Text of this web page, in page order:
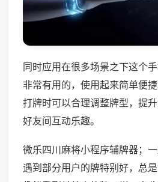
同时应用在很多场景之下这个
非常有用的，使用起来简单便
打牌时可以合理调整牌型，提
好友间互动乐趣。
微乐四川麻将小程序辅牌器；
遇到部分用户的牌特别好，总